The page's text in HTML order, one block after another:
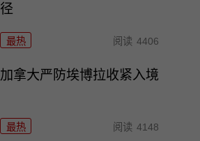
径
最热 阅读 4406
加拿大严防埃博拉收紧入境
最热 阅读 4148